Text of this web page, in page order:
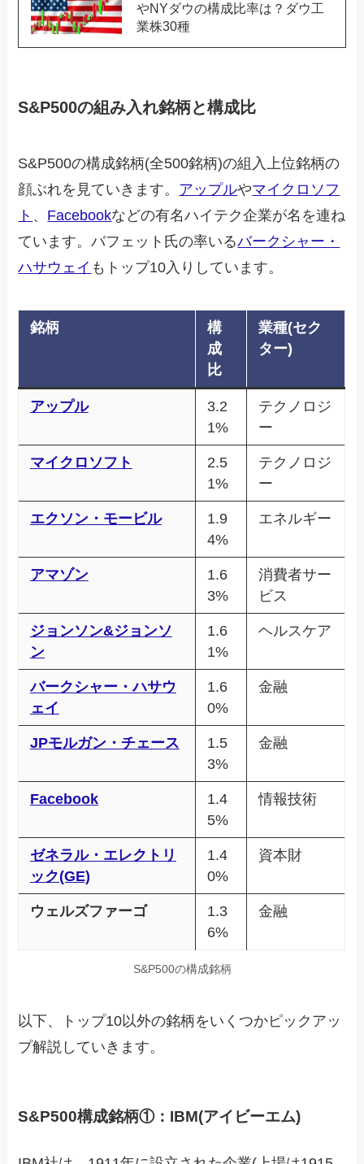
やNYダウの構成比率は？ダウ工
業株30種
S&P500の組み入れ銘柄と構成比
S&P500の構成銘柄(全500銘柄)の組入上位銘柄の
顔ぶれを見ていきます。 アップルやマイクロソフ
ト 、 Facebookなどの有名ハイテク企業が名を連ね
ています。バフェット氏の率いるバークシャー・
ハサウェイ もトップ10入りしています。
銘柄
構
成
比
業種(セク
ター)
アップル
3.2
1%
テクノロジ
ー
マイクロソフト
2.5
1%
テクノロジ
ー
エクソン・モービル
1.9
4%
エネルギー
アマゾン
1.6
3%
消費者サー
ビス
ジョンソン&ジョンソ
ン
1.6
1%
ヘルスケア
バークシャー・ハサウ
ェイ
1.6
0%
金融
JPモルガン・チェース
1.5
3%
金融
Facebook
1.4
5%
情報技術
ゼネラル・エレクトリ
ック(GE)
1.4
0%
資本財
ウェルズファーゴ
1.3
6%
金融
S&P500の構成銘柄
以下、トップ10以外の銘柄をいくつかピックアッ
プ解説していきます。
S&P500構成銘柄①：IBM(アイビーエム)